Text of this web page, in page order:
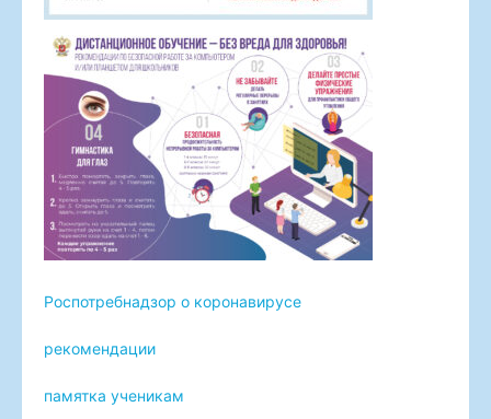
Роспотребнадзор о коронавирусе
рекомендации
памятка ученикам